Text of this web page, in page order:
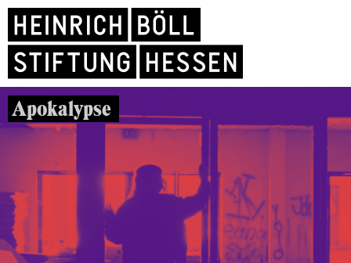
Apokalypse